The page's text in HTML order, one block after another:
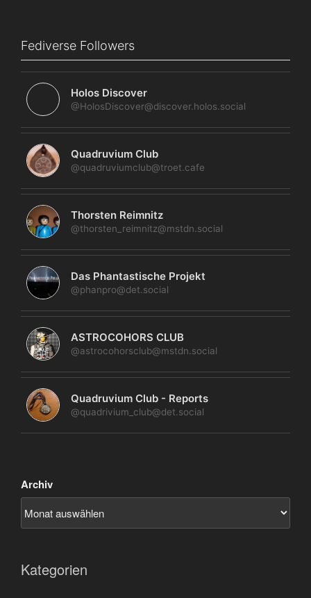
Fediverse Followers
Holos Discover
@HolosDiscover@discover.holos.social
Quadruvium Club
@quadruviumclub@troet.cafe
Thorsten Reimnitz
@thorsten_reimnitz@mstdn.social
Das Phantastische Projekt
@phanpro@det.social
ASTROCOHORS CLUB
@astrocohorsclub@mstdn.social
Quadruvium Club - Reports
@quadrivium_club@det.social
Archiv
Kategorien